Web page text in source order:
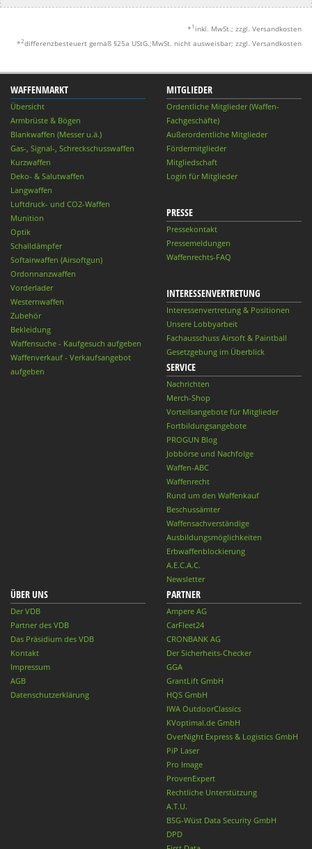
* 1 inkl. MwSt.; zzgl. Versandkosten
*2differenzbesteuert gemäß §25a UStG.;MwSt. nicht ausweisbar; zzgl. Versandkosten
WAFFENMARKT
Übersicht
Armbrüste & Bögen
Blankwaffen (Messer u.ä.)
Gas-, Signal-, Schreckschusswaffen
Kurzwaffen
Deko- & Salutwaffen
Langwaffen
Luftdruck- und CO2-Waffen
Munition
Optik
Schalldämpfer
Softairwaffen (Airsoftgun)
Ordonnanzwaffen
Vorderlader
Westernwaffen
Zubehör
Bekleidung
Waffensuche - Kaufgesuch aufgeben
Waffenverkauf - Verkaufsangebot
aufgeben
MITGLIEDER
Ordentliche Mitglieder (Waffen-
Fachgeschäfte)
Außerordentliche Mitglieder
Fördermitglieder
Mitgliedschaft
Login für Mitglieder
PRESSE
Pressekontakt
Pressemeldungen
Waffenrechts-FAQ
INTERESSENVERTRETUNG
Interessenvertretung & Positionen
Unsere Lobbyarbeit
Fachausschuss Airsoft & Paintball
Gesetzgebung im Überblick
SERVICE
Nachrichten
Merch-Shop
Vorteilsangebote für Mitglieder
Fortbildungsangebote
PROGUN Blog
Jobbörse und Nachfolge
Waffen-ABC
Waffenrecht
Rund um den Waffenkauf
Beschussämter
Waffensachverständige
Ausbildungsmöglichkeiten
Erbwaffenblockierung
A.E.C.A.C.
Newsletter
ÜBER UNS
Der VDB
Partner des VDB
Das Präsidium des VDB
Kontakt
Impressum
AGB
Datenschutzerklärung
PARTNER
Ampere AG
CarFleet24
CRONBANK AG
Der Sicherheits-Checker
GGA
GrantLift GmbH
HQS GmbH
IWA OutdoorClassics
KVoptimal.de GmbH
OverNight Express & Logistics GmbH
PiP Laser
Pro Image
ProvenExpert
Rechtliche Unterstützung
A.T.U.
BSG-Wüst Data Security GmbH
DPD